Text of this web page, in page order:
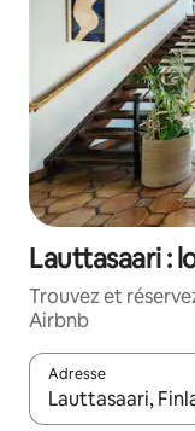
Lauttasaari :
Trouvez et
Airbnb
Adresse
Lorsque les